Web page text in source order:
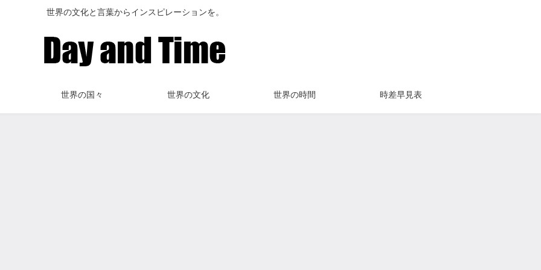
世界の文化と言葉からインスピレーションを。
世界の国々 世界の文化 世界の時間 時差早見表